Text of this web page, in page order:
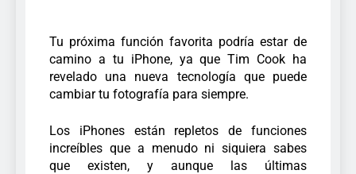
Tu próxima función favorita podría estar de
camino a tu iPhone, ya que Tim Cook ha
revelado una nueva tecnología que puede
cambiar tu fotografía para siempre.
Los iPhones están repletos de funciones
increíbles que a menudo ni siquiera sabes
que existen, y aunque las últimas